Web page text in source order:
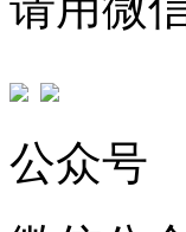
公众号